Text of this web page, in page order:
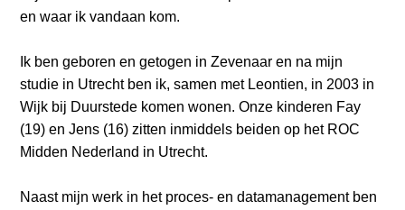
t
en waar ik vandaan kom.
Ik ben geboren en getogen in Zevenaar en na mijn
studie in Utrecht ben ik, samen met Leontien, in 2003 in
Wijk bij Duurstede komen wonen. Onze kinderen Fay
(19) en Jens (16) zitten inmiddels beiden op het ROC
Midden Nederland in Utrecht.
Naast mijn werk in het proces- en datamanagement ben